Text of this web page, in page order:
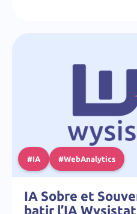
#IA #WebAnalytics
IA Sobre et
batir l’IA